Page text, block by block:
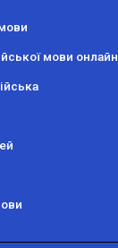
мови онлайн